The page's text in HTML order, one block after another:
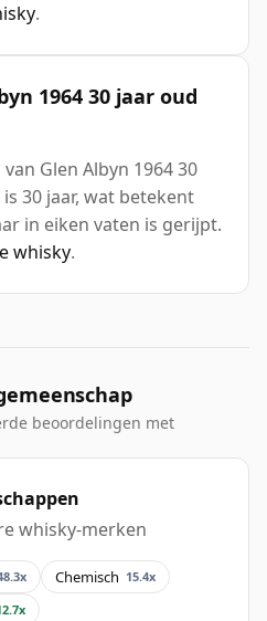
.
1964 30 jaar oud
Glen Albyn 1964 30
30 jaar, wat betekent
in eiken vaten is gerijpt.
whisky.
beoordelingen met
whisky-merken
Chemisch 15.4x